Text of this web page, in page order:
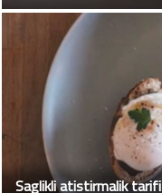
Saglikli atistirmalik tarifi